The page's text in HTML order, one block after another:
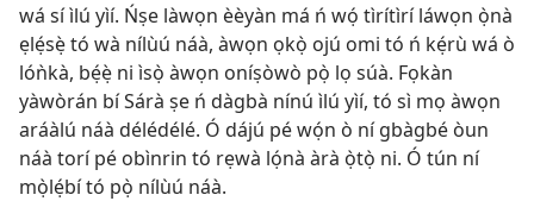
wá sí ìlú yìí. Ńṣe làwọn èèyàn má ń wọ́ tìrítìrí láwọn ọ̀nà
ẹlẹ́sẹ̀ tó wà nílùú náà, àwọn ọkọ̀ ojú omi tó ń kẹ́rù wá ò
lóǹkà, bẹ́ẹ̀ ni ìsọ̀ àwọn oníṣòwò pọ̀ lọ súà. Fọkàn
yàwòrán bí Sárà ṣe ń dàgbà nínú ìlú yìí, tó sì mọ àwọn
aráàlú náà délédélé. Ó dájú pé wọ́n ò ní gbàgbé òun
náà torí pé obìnrin tó rẹwà lọ́nà àrà ọ̀tọ̀ ni. Ó tún ní
mọ̀lẹ́bí tó pọ̀ nílùú náà.